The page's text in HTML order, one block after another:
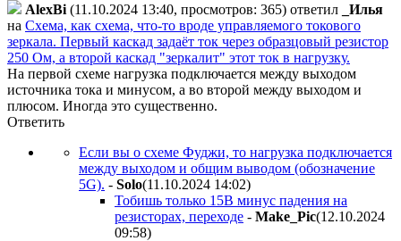
AlexBi (11.10.2024 13:40, просмотров: 365) ответил
_Илья
на Схема, как схема, что-то вроде управляемого токового
зеркала. Первый каскад задаёт ток через образцовый резистор
250 Ом, а второй каскад "зеркалит" этот ток в нагрузку.
На первой схеме нагрузка подключается между выходом
источника тока и минусом, а во второй между выходом и
плюсом. Иногда это существенно.
Ответить
Если вы о схеме Фуджи, то нагрузка подключается
между выходом и общим выводом (обозначение
5G). - Solo(11.10.2024 14:02)
Тобишь только 15В минус падения на
резисторах, переходе - Make_Pic(12.10.2024
09:58)